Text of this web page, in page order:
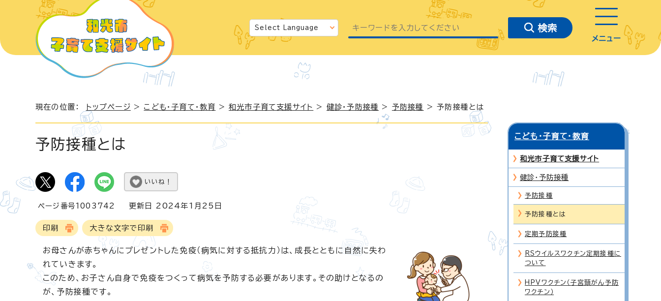
メニュー
現在の位置： トップページ > こども・子育て・教育 >和光市子育て支援サイト > 健診・予防接種 > 予防接種 > 予防接種とは
予防接種とは
いいね！
ページ番号1003742 更新日 2024年1月25日
印刷 大きな文字で印刷
お母さんが赤ちゃんにプレゼントした免疫（病気に対する抵抗力）は、成長とともに自然に失わ
れていきます。
このため、お子さん自身で免疫をつくって病気を予防する必要があります。その助けとなるの
が、予防接種です。
こども・子育て・教育
和光市子育て支援サイト
健診・予防接種
予防接種
予防接種とは
定期予防接種
RSウイルスワクチン定期接種に
ついて
HPVワクチン（子宮頸がん予防
ワクチン）